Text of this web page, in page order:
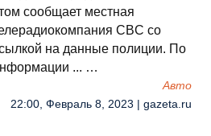
сообщает местная
CBC со
на данные полиции. По
... …
Авто
22:00, Февраль 8, 2023 | gazeta.ru